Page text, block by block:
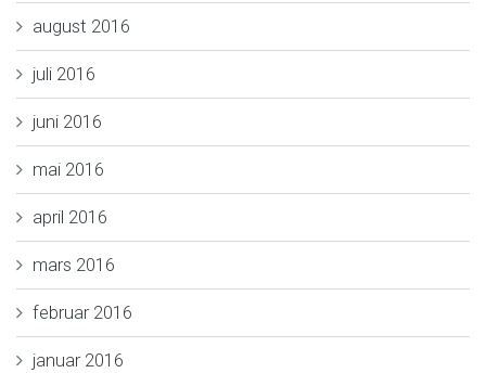
august 2016
juli 2016
juni 2016
mai 2016
april 2016
mars 2016
februar 2016
januar 2016